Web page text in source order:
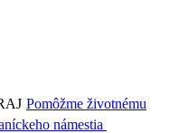
Pomôžme životnému
námestia